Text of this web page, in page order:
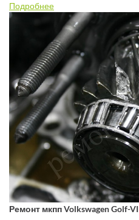
Подробнее
Ремонт мкпп Volkswagen Golf-VI